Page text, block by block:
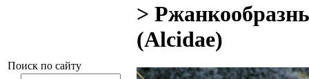
Поиск по сайту
>
(Alcidae)